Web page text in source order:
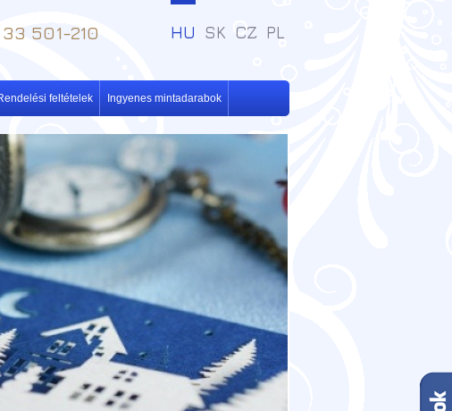
501-210 PL
CZ
SK
HU
feltételek Ingyenes mintadarabok